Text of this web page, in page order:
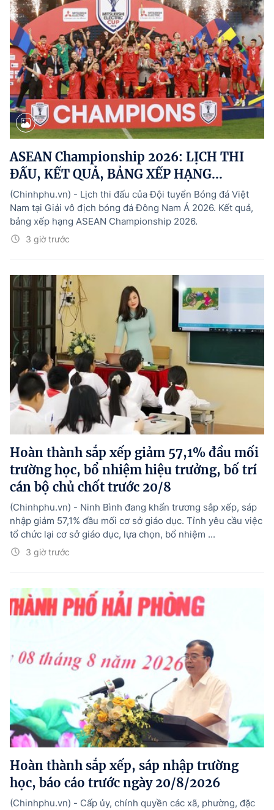
ASEAN Championship 2026: LỊCH THI
ĐẤU, KẾT QUẢ, BẢNG XẾP HẠNG...
3 giờ trước
(Chinhphu.vn) - Lịch thi đấu của Đội tuyển Bóng đá Việt
Nam tại Giải vô địch bóng đá Đông Nam Á 2026. Kết quả,
bảng xếp hạng ASEAN Championship 2026.
Hoàn thành sắp xếp giảm 57,1% đầu mối
trường học, bổ nhiệm hiệu trưởng, bố trí
cán bộ chủ chốt trước 20/8
3 giờ trước
(Chinhphu.vn) - Ninh Bình đang khẩn trương sắp xếp, sáp
nhập giảm 57,1% đầu mối cơ sở giáo dục. Tỉnh yêu cầu việc
tổ chức lại cơ sở giáo dục, lựa chọn, bổ nhiệm ...
Hoàn thành sắp xếp, sáp nhập trường
học, báo cáo trước ngày 20/8/2026
(Chinhphu.vn) - Cấp ủy, chính quyền các xã, phường, đặc